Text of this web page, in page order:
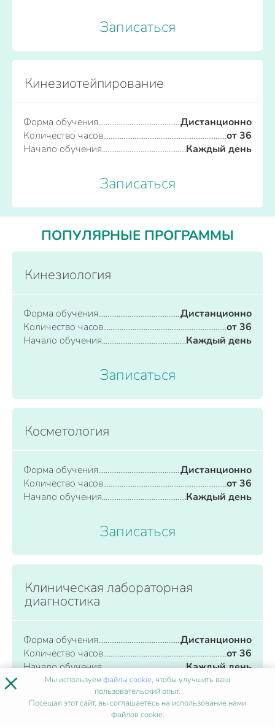
Записаться
Кинезиотейпирование
Форма обучения
Дистанционно
Количество часов
от 36
Начало обучения
Каждый день
Записаться
ПОПУЛЯРНЫЕ ПРОГРАММЫ
Кинезиология
Форма обучения
Дистанционно
Количество часов
от 36
Начало обучения
Каждый день
Записаться
Косметология
Форма обучения
Дистанционно
Количество часов
от 36
Начало обучения
Каждый день
Записаться
Клиническая лабораторная
диагностика
Форма обучения
Дистанционно
Количество часов
от 36
Начало обучения
Каждый день
Записаться
× Мы используемфайлы cookie, чтобы улучшить ваш
пользовательский опыт.
Посещая этот сайт, вы соглашаетесь на использование нами
файлов cookie.